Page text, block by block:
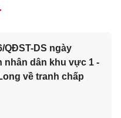
QĐST-DS ngày
nhân dân khu vực 1 -
về tranh chấp